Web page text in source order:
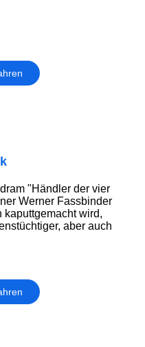
"Händler der vier
Werner Fassbinder
kaputtgemacht wird,
aber auch